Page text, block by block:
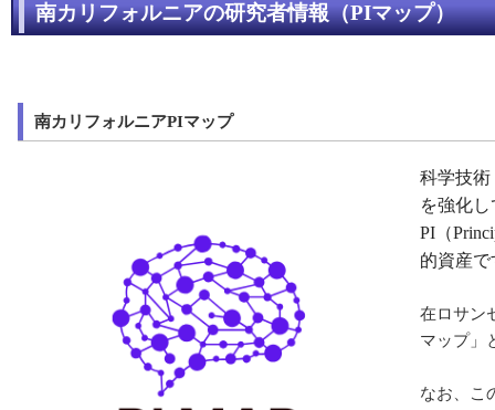
南カリフォルニアの研究者情報（PIマップ）
南カリフォルニアPIマップ
科学技術
を強化
PI （
的資産
在ロサン
マップ」
なお、こ